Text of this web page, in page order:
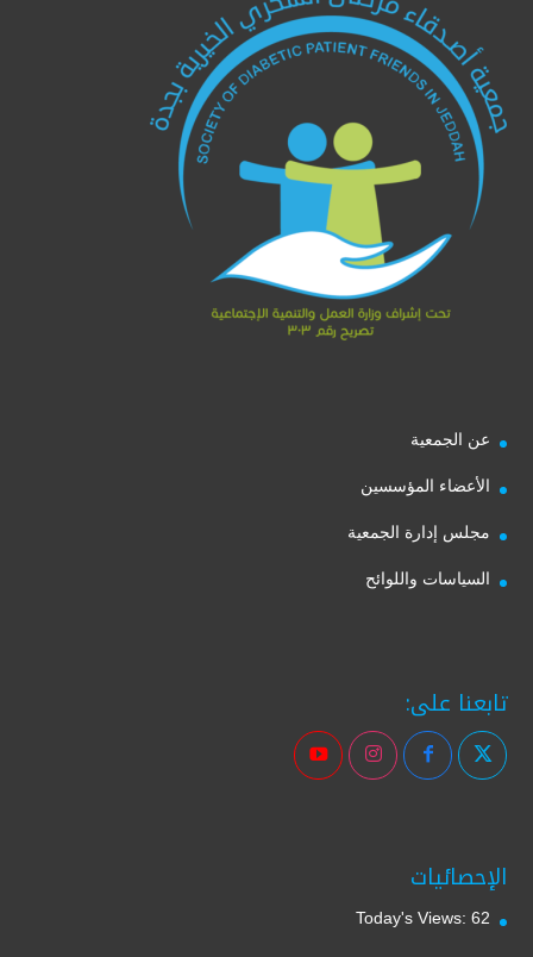
عن الجمعية
الأعضاء المؤسسين
مجلس إدارة الجمعية
السياسات واللوائح
تابعنا على:
الإحصائيات
Today's Views: 62